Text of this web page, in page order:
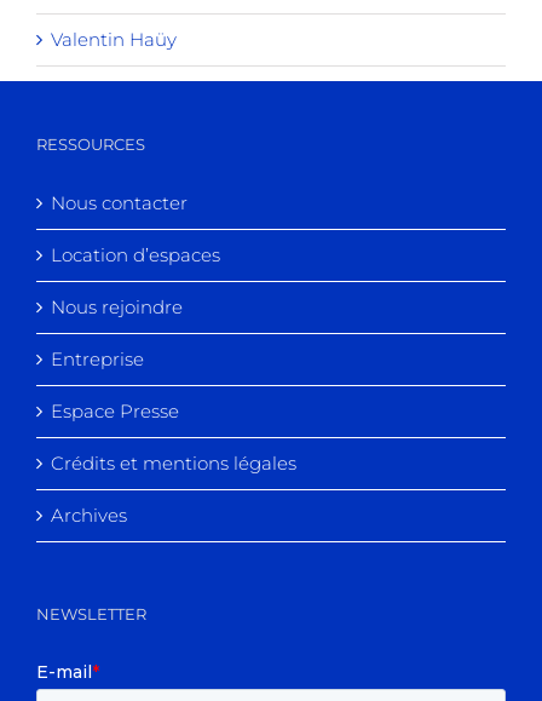
Valentin Haüy
RESSOURCES
Nous contacter
Location d’espaces
Nous rejoindre
Entreprise
Espace Presse
Crédits et mentions légales
Archives
NEWSLETTER